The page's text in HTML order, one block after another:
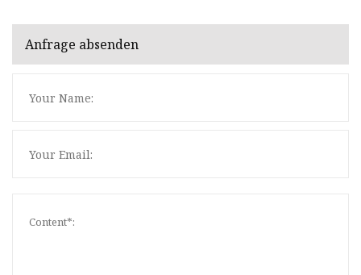
Anfrage absenden